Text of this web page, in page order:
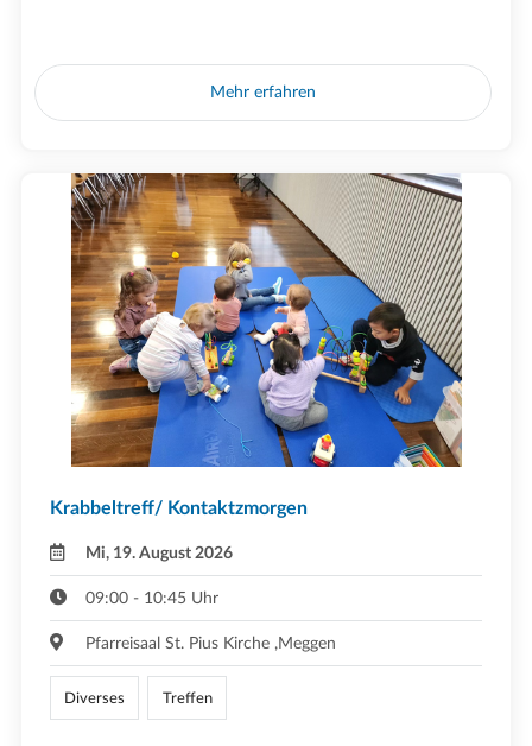
Mehr erfahren
Krabbeltreff/ Kontaktzmorgen
Mi, 19. August 2026
09:00 - 10:45 Uhr
Pfarreisaal St. Pius Kirche ,Meggen
Diverses Treffen